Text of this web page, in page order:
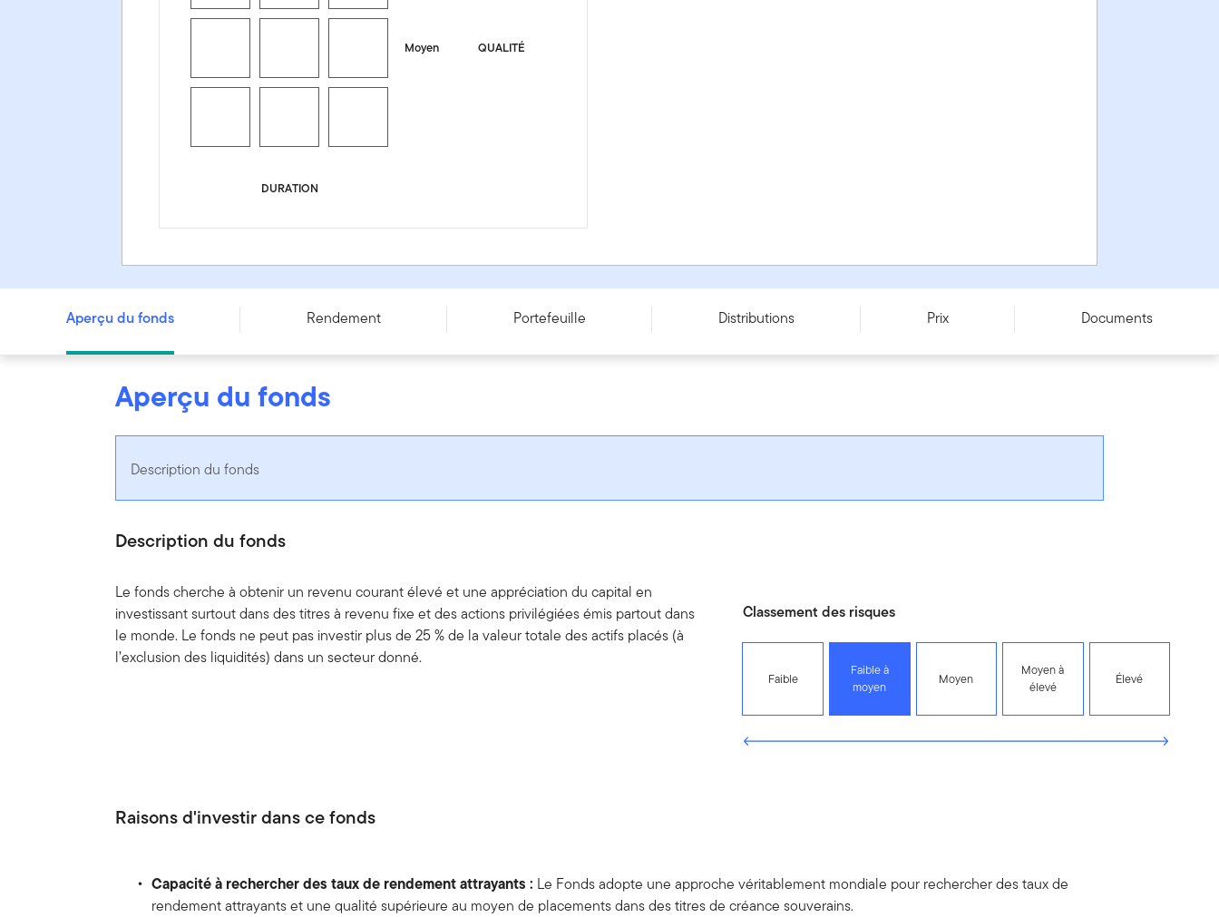
QUALITÉ
Moyen
DURATION
Fonds mondial d'obligations Templeton - Series O (Hedged) - CAD
Aperçu du fonds Rendement Portefeuille Distributions Prix Documents
Aperçu du fonds
Description du fonds
Description du fonds
Le fonds cherche à obtenir un revenu courant élevé et une appréciation du capital en
investissant surtout dans des titres à revenu fixe et des actions privilégiées émis partout dans
le monde. Le fonds ne peut pas investir plus de 25 % de la valeur totale des actifs placés (à
l’exclusion des liquidités) dans un secteur donné.
Classement des risques
Faible
Faible à
moyen
Moyen
Moyen à
élevé
Élevé
Raisons d'investir dans ce fonds
Capacité à rechercher des taux de rendement attrayants : Le Fonds adopte une approche véritablement mondiale pour rechercher des taux de
rendement attrayants et une qualité supérieure au moyen de placements dans des titres de créance souverains.